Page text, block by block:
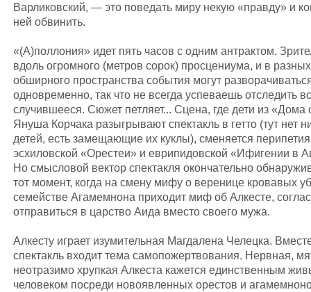
Варликовский, — это поведать миру некую «правду» и
ней обвинить.
«(А)поллония» идет пять часов с одним антрактом.
вдоль огромного (метров сорок) просцениума, и в
обширного пространства события могут
одновременно, так что не всегда успеваешь отследить
случившееся. Сюжет петляет... Сцена, где дети из «Дома
Януша Корчака разыгрывают спектакль в гетто (тут нет
детей, есть замещающие их куклы), сменяется
эсхиловской «Орестеи» и еврипидовской «Ифигении в
Но смысловой вектор спектакля окончательно
тот момент, когда на смену мифу о веренице кровавых
семействе Агамемнона приходит миф об Алкесте,
отправиться в царство Аида вместо своего мужа.
Алкесту играет изумительная Магдалена Челецка.
спектакль входит тема самопожертвования. Нервная,
неотразимо хрупкая Алкеста кажется единственным
человеком посреди новоявленных орестов и